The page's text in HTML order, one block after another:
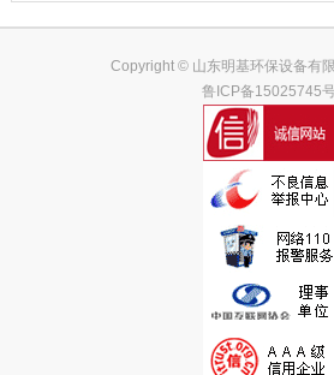
Copyright © 山东明基环保设备有
鲁ICP备15025745